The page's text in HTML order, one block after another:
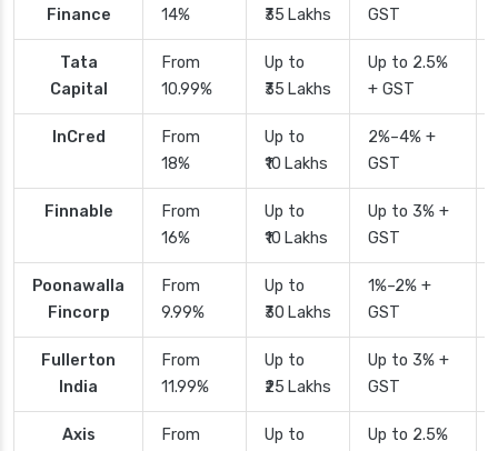
Finance
14%
₹35 Lakhs
GST
Tata
Capital
From
10.99%
Up to
₹35 Lakhs
Up to 2.5%
+ GST
InCred
From
18%
Up to
₹10 Lakhs
2%–4% +
GST
Finnable
From
16%
Up to
₹10 Lakhs
Up to 3% +
GST
Poonawalla
Fincorp
From
9.99%
Up to
₹30 Lakhs
1%–2% +
GST
Fullerton
India
From
11.99%
Up to
₹25 Lakhs
Up to 3% +
GST
Axis
From
Up to
Up to 2.5%